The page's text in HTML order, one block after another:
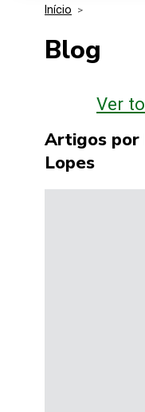
Media Kit
Entidades
Perguntas
Eventos
Início >
Blog
Ver
Artigos por
Lopes